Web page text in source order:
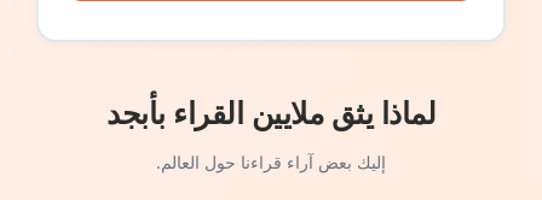
لماذا يثق ملايين القراء بأبجد
إليك بعض آراء قراءنا حول العالم.